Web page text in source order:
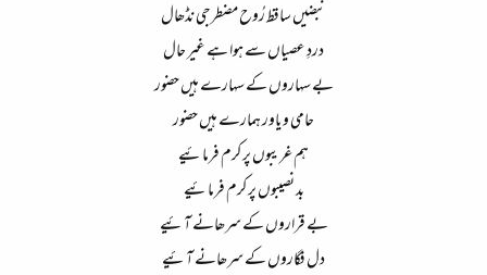
نبضیں ساقط رُوح مضطرجی نڈھال​
دردِ عصیاں سے ہوا ہے غیر حال​
بے سہاروں کے سہارے ہیں حضور​
حامی و یاور ہمارے ہیں حضور​
ہم غریبوں پر کرم فرمائیے​
بد نصیبوں پر کرم فرمائیے​
بے قراروں کے سرھانے آئیے​
دل فگاروں کے سرھانے آئیے​